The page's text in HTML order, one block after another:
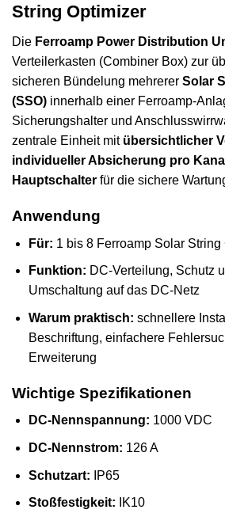
String Optimizer
Die Ferroamp Power Distribution
Verteilerkasten (Combiner Box) zur
sicheren Bündelung mehrerer Solar
(SSO) innerhalb einer Ferroamp-
Sicherungshalter und
zentrale Einheit mit übersichtlicher
individueller Absicherung pro Kanal
Hauptschalter für die sichere
Anwendung
Für: 1 bis 8 Ferroamp Solar String
Funktion: DC-Verteilung, Schutz
Umschaltung auf das DC-Netz
Warum praktisch: schnellere
Beschriftung, einfachere
Erweiterung
Wichtige Spezifikationen
DC-Nennspannung: 1000 VDC
DC-Nennstrom: 126 A
Schutzart: IP65
Stoßfestigkeit: IK10